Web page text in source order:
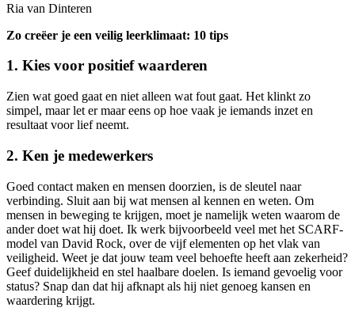
Ria van Dinteren
Zo creëer je een veilig leerklimaat: 10 tips
1. Kies voor positief waarderen
Zien wat goed gaat en niet alleen wat fout gaat. Het klinkt zo
simpel, maar let er maar eens op hoe vaak je iemands inzet en
resultaat voor lief neemt.
2. Ken je medewerkers
Goed contact maken en mensen doorzien, is de sleutel naar
verbinding. Sluit aan bij wat mensen al kennen en weten. Om
mensen in beweging te krijgen, moet je namelijk weten waarom de
ander doet wat hij doet. Ik werk bijvoorbeeld veel met het SCARF-
model van David Rock, over de vijf elementen op het vlak van
veiligheid. Weet je dat jouw team veel behoefte heeft aan zekerheid?
Geef duidelijkheid en stel haalbare doelen. Is iemand gevoelig voor
status? Snap dan dat hij afknapt als hij niet genoeg kansen en
waardering krijgt.